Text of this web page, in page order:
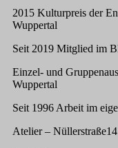
2015 Kulturpreis der
Wuppertal
Seit 2019 Mitglied im
Einzel- und
Wuppertal
Seit 1996 Arbeit im
Atelier –